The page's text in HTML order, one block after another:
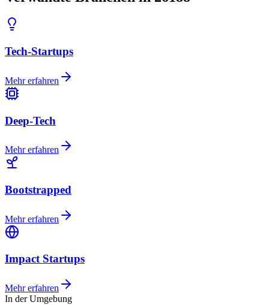
Tech-Startups
Mehr erfahren
Deep-Tech
Mehr erfahren
Bootstrapped
Mehr erfahren
Impact Startups
Mehr erfahren
In der Umgebung